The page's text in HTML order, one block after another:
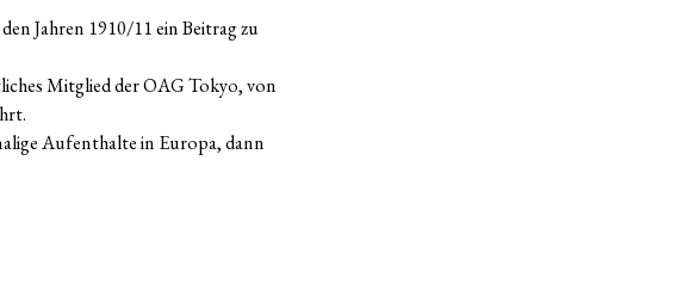
Jahren 1910/11 ein Beitrag zu
Mitglied der OAG Tokyo, von
Aufenthalte in Europa, dann